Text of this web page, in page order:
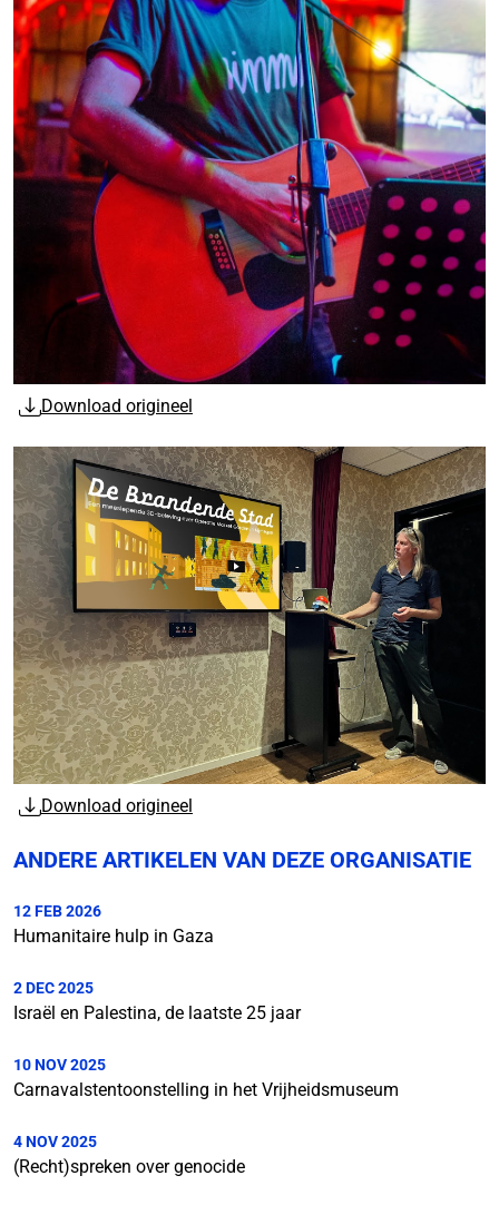
Download origineel
Download origineel
ANDERE ARTIKELEN VAN DEZE ORGANISATIE
12 FEB 2026
Humanitaire hulp in Gaza
2 DEC 2025
Israël en Palestina, de laatste 25 jaar
10 NOV 2025
Carnavalstentoonstelling in het Vrijheidsmuseum
4 NOV 2025
(Recht)spreken over genocide